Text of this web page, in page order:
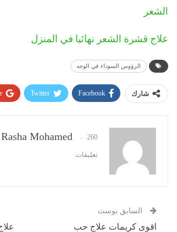
الشعر
علاج قشرة الشعر نهائيا في المنزل
الرؤوس السوداء في الوجه
شارك Facebook
Twitter
Rasha Mohamed 260 المشاركات
تعليقات
السابق بوست
اقوى كريمات علاج حب